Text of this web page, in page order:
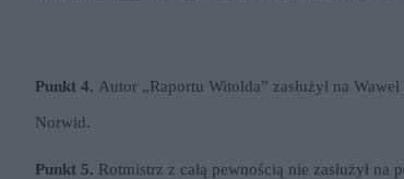
Punkt 4. Autor „Raportu Witolda” zasłużył na
Norwid.
Punkt 5. Rotmistrz z całą pewnością nie zasłużył